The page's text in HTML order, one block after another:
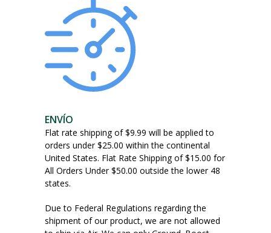
ENVÍO
Flat rate shipping of $9.99 will be applied to
orders under $25.00 within the continental
United States. Flat Rate Shipping of $15.00 for
All Orders Under $50.00 outside the lower 48
states.
Due to Federal Regulations regarding the
shipment of our product, we are not allowed